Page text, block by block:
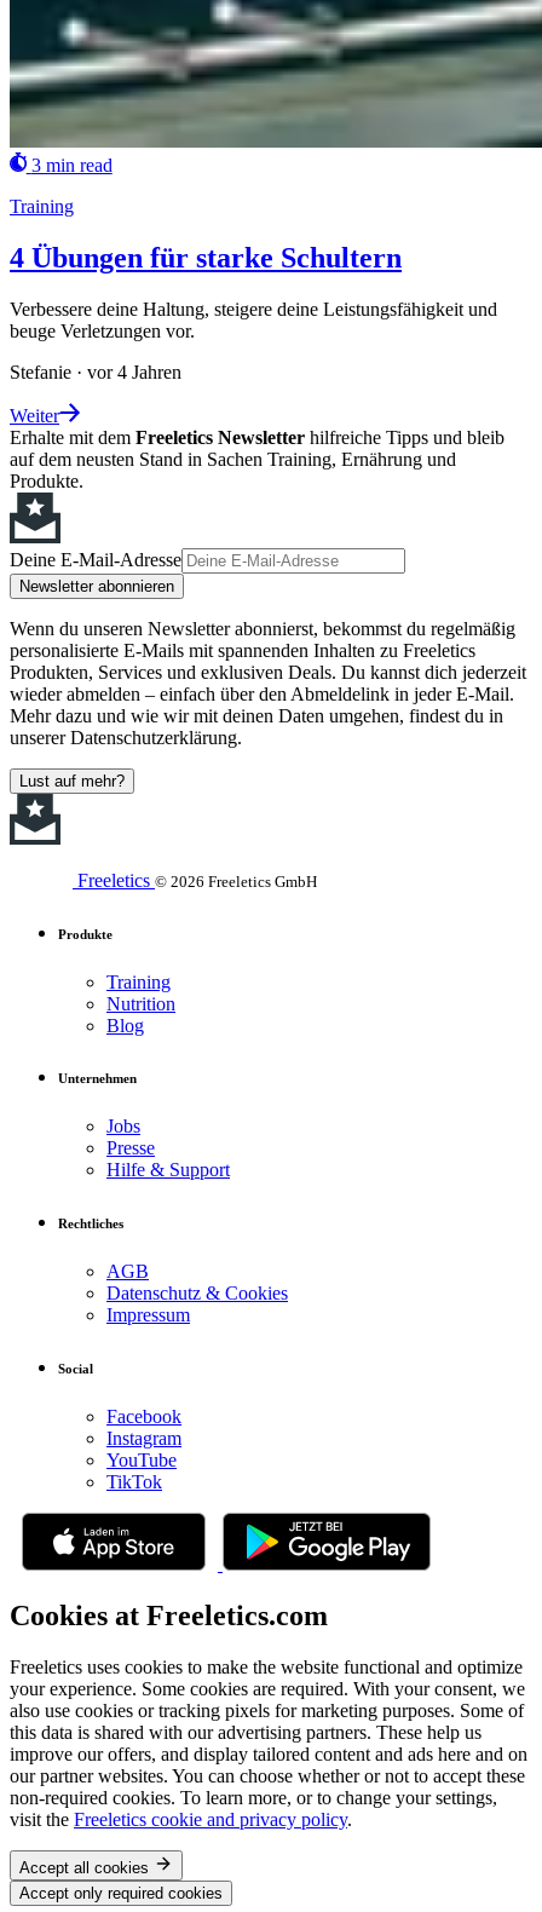
3 min read
Training
4 Übungen für starke Schultern
Verbessere deine Haltung, steigere deine Leistungsfähigkeit und
beuge Verletzungen vor.
Stefanie · vor 4 Jahren
Weiter
Erhalte mit dem Freeletics Newsletter hilfreiche Tipps und bleib
auf dem neusten Stand in Sachen Training, Ernährung und
Produkte.
Deine E-Mail-Adresse
Newsletter abonnieren
Wenn du unseren Newsletter abonnierst, bekommst du regelmäßig
personalisierte E-Mails mit spannenden Inhalten zu Freeletics
Produkten, Services und exklusiven Deals. Du kannst dich jederzeit
wieder abmelden – einfach über den Abmeldelink in jeder E-Mail.
Mehr dazu und wie wir mit deinen Daten umgehen, findest du in
unserer Datenschutzerklärung.
Lust auf mehr?
Freeletics © 2026 Freeletics GmbH
Produkte
Training
Nutrition
Blog
Unternehmen
Jobs
Presse
Hilfe & Support
Rechtliches
AGB
Datenschutz & Cookies
Impressum
Social
Facebook
Instagram
YouTube
TikTok
Cookies at Freeletics.com
Freeletics uses cookies to make the website functional and optimize
your experience. Some cookies are required. With your consent, we
also use cookies or tracking pixels for marketing purposes. Some of
this data is shared with our advertising partners. These help us
improve our offers, and display tailored content and ads here and on
our partner websites. You can choose whether or not to accept these
non-required cookies. To learn more, or to change your settings,
visit the Freeletics cookie and privacy policy.
Accept all cookies
Accept only required cookies